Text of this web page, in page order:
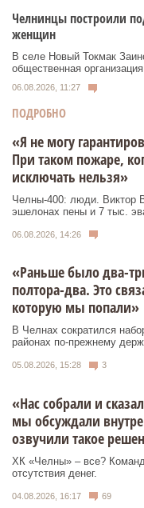
Челнинцы построили
женщин
В селе Новый Токмак
общественная
06.08.2026, 11:27
ПОДРОБНО
«Я не могу
При таком пожаре,
исключать нельзя»
Челны-400: люди. Виктор
эшелонах пены и 7 тыс.
06.08.2026, 14:26
«Раньше было два-
полтора-два. Это
которую мы попали»
В Челнах сократился
районах по-прежнему
05.08.2026, 15:28 3
«Нас собрали и
мы обсуждали
озвучили такое
ХК «Челны» – все?
отсутствия денег.
04.08.2026, 16:17 69